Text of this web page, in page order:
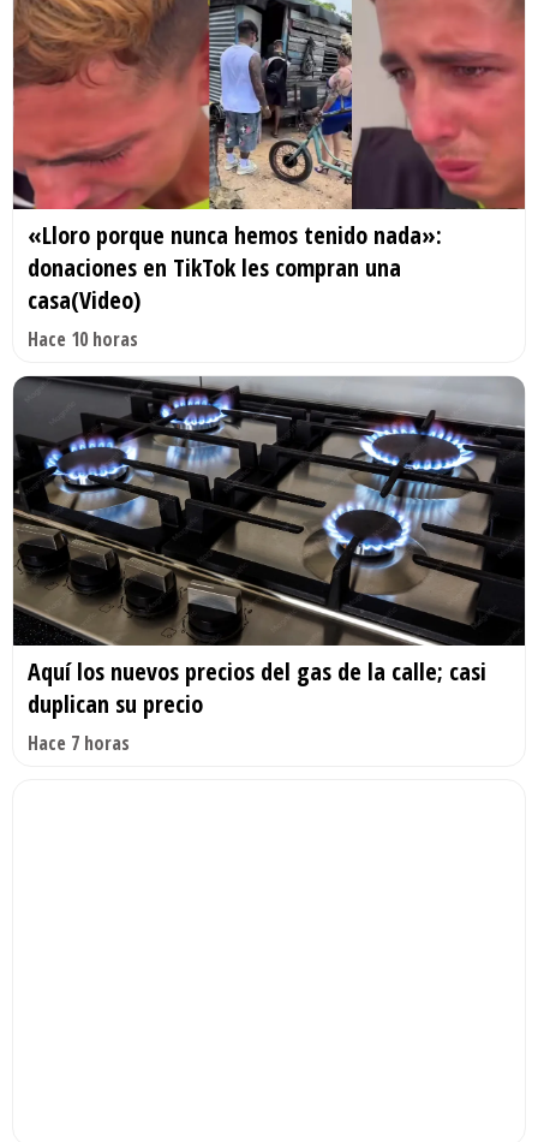
«Lloro porque nunca hemos tenido nada»:
donaciones en TikTok les compran una
casa(Video)
Hace 10 horas
Aquí los nuevos precios del gas de la calle; casi
duplican su precio
Hace 7 horas